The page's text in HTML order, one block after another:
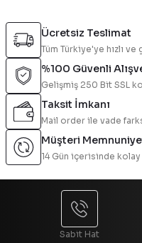
konularda yetersiz
kullanarak tarafımıza
Görüş ve önerileriniz için
Ürün resmi kalitesiz,
Ürün açıklamasında
Ürün bilgilerinde hatalar
Ürün fiyatı diğer
Ücretsiz Teslimat
Tüm Türkiye'ye hızlı
%100 Güvenli
Gelişmiş 250 Bit SSL
Taksit İmkanı
Mail order ile vade
Müşteri
14 Gün içerisinde
Sabit Hat